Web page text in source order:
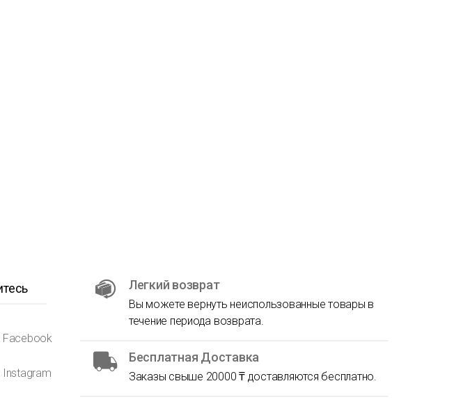
Facebook
Instagram
Легкий возврат
Вы можете вернуть неиспользованные товары в
течение периода возврата.
Бесплатная Доставка
Заказы свыше 20000 ₸ доставляются бесплатно.